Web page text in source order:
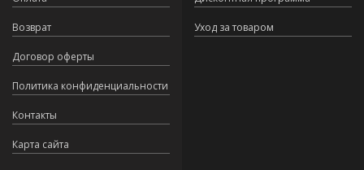
Возврат
Договор оферты
Политика конфиденциальности
Контакты
Карта сайта
Уход за товаром